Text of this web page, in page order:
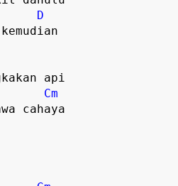
D
api
Cm